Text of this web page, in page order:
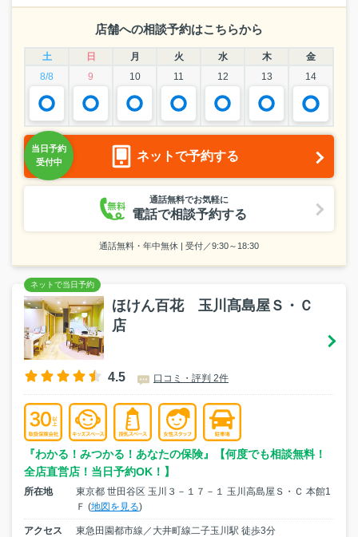
店舗への相談予約はこちらから
土 日 月 火 水 木
金
8/8
9 10 11 12 13 14
ネットで予約する
通話無料でお気軽に
電話で相談予約する
通話無料・年中無休 | 受付／9:30～18:30
ほけん百花 玉川髙島屋Ｓ・Ｃ
店
4.5 口コミ・評判 2件
『わかる！みつかる！あなたの保険』【何度でも相談無料！
全店直営店！当日予約OK！】
所在地
東京都 世田谷区 玉川３－１７－１ 玉川高島屋Ｓ・Ｃ 本館1
Ｆ (地図を見る)
アクセス 東急田園都市線／大井町線二子玉川駅 徒歩3分